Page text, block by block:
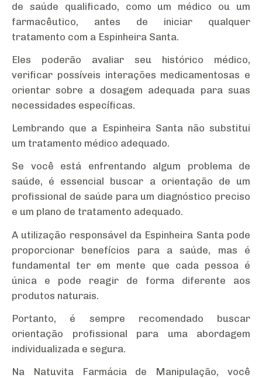
de saúde qualificado, como um médico ou um
farmacêutico, antes de iniciar qualquer
tratamento com a Espinheira Santa.
Eles poderão avaliar seu histórico médico,
verificar possíveis interações medicamentosas e
orientar sobre a dosagem adequada para suas
necessidades específicas.
Lembrando que a Espinheira Santa não substitui
um tratamento médico adequado.
Se você está enfrentando algum problema de
saúde, é essencial buscar a orientação de um
profissional de saúde para um diagnóstico preciso
e um plano de tratamento adequado.
A utilização responsável da Espinheira Santa pode
proporcionar benefícios para a saúde, mas é
fundamental ter em mente que cada pessoa é
única e pode reagir de forma diferente aos
produtos naturais.
Portanto, é sempre recomendado buscar
orientação profissional para uma abordagem
individualizada e segura.
Na Natuvita Farmácia de Manipulação, você